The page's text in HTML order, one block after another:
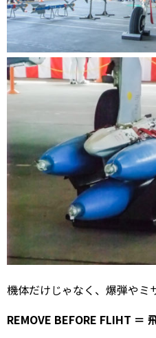
機体だけじゃなく、爆弾やミ
REMOVE BEFORE FLIHT ＝